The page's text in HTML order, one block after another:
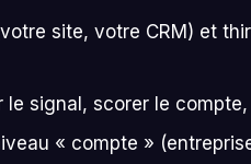
site, votre CRM) et
le signal, scorer le
« compte »